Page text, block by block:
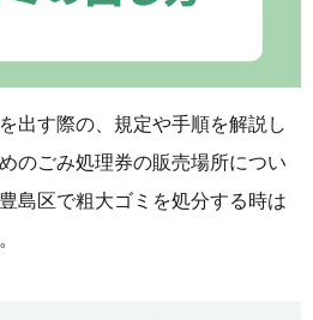
出す際の、規定や手順を解説し
のごみ処理券の販売場所につい
島区で粗大ゴミを処分する時は